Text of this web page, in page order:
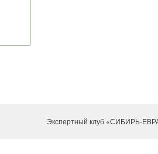
Экспертный клуб «СИБИРЬ-